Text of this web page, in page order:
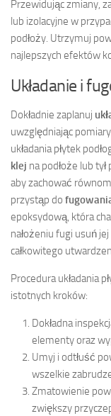
Przewidując zmiany,
lub izolacyjne w
podłoży. Utrzymuj
najlepszych efektów
Układanie i
Dokładnie zaplanuj
uwzględniając
układania płytek
klej na podłoże lub
aby zachować
przystąp do
epoksydową, która
nałożeniu fugi usuń
całkowitego
Procedura układania
istotnych kroków:
Dokładna
elementy oraz
Umyj i odtłuść
wszelkie
Zmatowienie
zwiększy